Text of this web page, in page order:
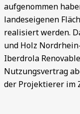
aufgenommen
landeseigenen
realisiert werden.
und Holz
Iberdrola
Nutzungsvertrag
der Projektierer im